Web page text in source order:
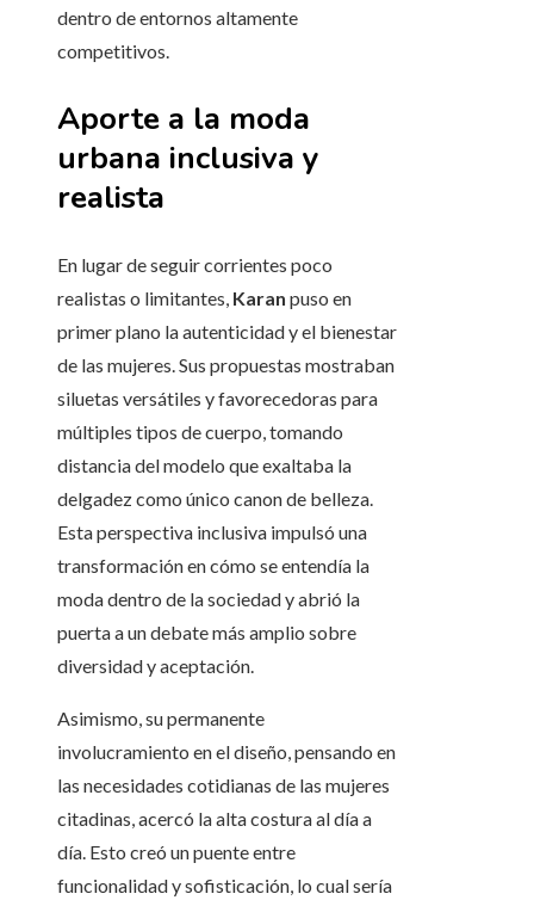
dentro de entornos altamente
competitivos.
Aporte a la moda
urbana inclusiva y
realista
En lugar de seguir corrientes poco
realistas o limitantes, Karan puso en
primer plano la autenticidad y el bienestar
de las mujeres. Sus propuestas mostraban
siluetas versátiles y favorecedoras para
múltiples tipos de cuerpo, tomando
distancia del modelo que exaltaba la
delgadez como único canon de belleza.
Esta perspectiva inclusiva impulsó una
transformación en cómo se entendía la
moda dentro de la sociedad y abrió la
puerta a un debate más amplio sobre
diversidad y aceptación.
Asimismo, su permanente
involucramiento en el diseño, pensando en
las necesidades cotidianas de las mujeres
citadinas, acercó la alta costura al día a
día. Esto creó un puente entre
funcionalidad y sofisticación, lo cual sería